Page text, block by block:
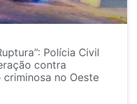
Polícia Civil
contra
criminosa no Oeste